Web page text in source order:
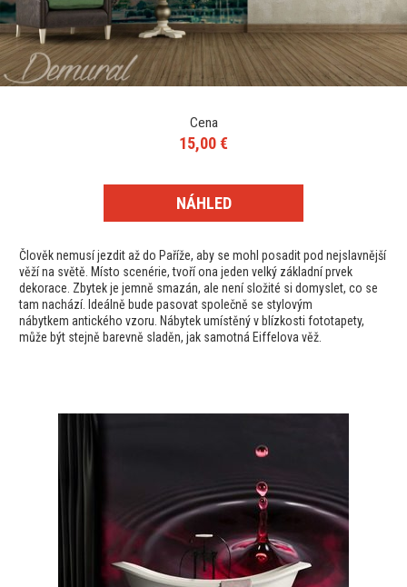
Cena
15,00 €
NÁHLED
Člověk nemusí jezdit až do Paříže, aby se mohl posadit pod nejslavnější
věží na světě. Místo scenérie, tvoří ona jeden velký základní prvek
dekorace. Zbytek je jemně smazán, ale není složité si domyslet, co se
tam nachází. Ideálně bude pasovat společně se stylovým
nábytkem antického vzoru. Nábytek umístěný v blízkosti fototapety,
může být stejně barevně sladěn, jak samotná Eiffelova věž.